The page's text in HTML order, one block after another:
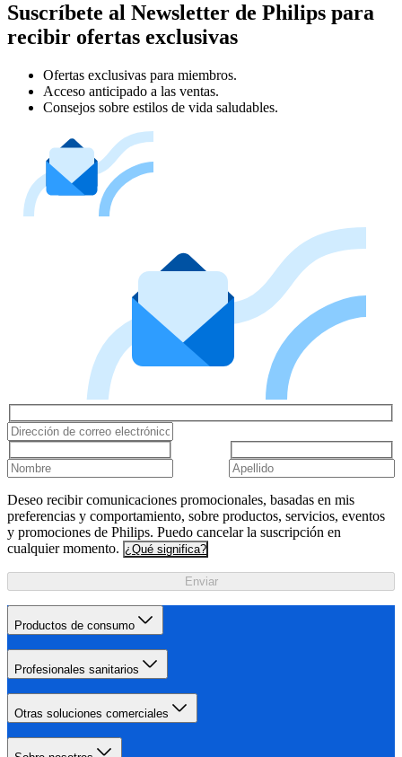
Suscríbete al Newsletter de Philips para
recibir ofertas exclusivas
Ofertas exclusivas para miembros.
Acceso anticipado a las ventas.
Consejos sobre estilos de vida saludables.
Deseo recibir comunicaciones promocionales, basadas en mis
preferencias y comportamiento, sobre productos, servicios, eventos
y promociones de Philips. Puedo cancelar la suscripción en
cualquier momento. ¿Qué significa?
Enviar
Productos de consumo
Profesionales sanitarios
Otras soluciones comerciales